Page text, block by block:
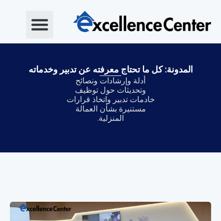
المحتوى
المدونة: كل ما تحتاج معرفته عن تدبير وخدماته
أدلة وإرشادات ونصائح
وتحديثات حول توظيف
خادمات تدبير واتخاذ قرارات
مستنيرة بشأن العمالة
المنزلية.
Page
Page
Page
Page
Page